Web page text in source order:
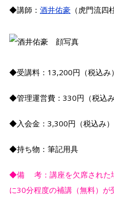
◆講師： 酒井佑豪 （虎門流四
◆受講料：13,200円（税込み）
◆管理運営費：330円（税込み
◆入会金：3,300円（税込み）
◆持ち物：筆記用具
◆備 考：講座を欠席された
に30分程度の補講（無料）が